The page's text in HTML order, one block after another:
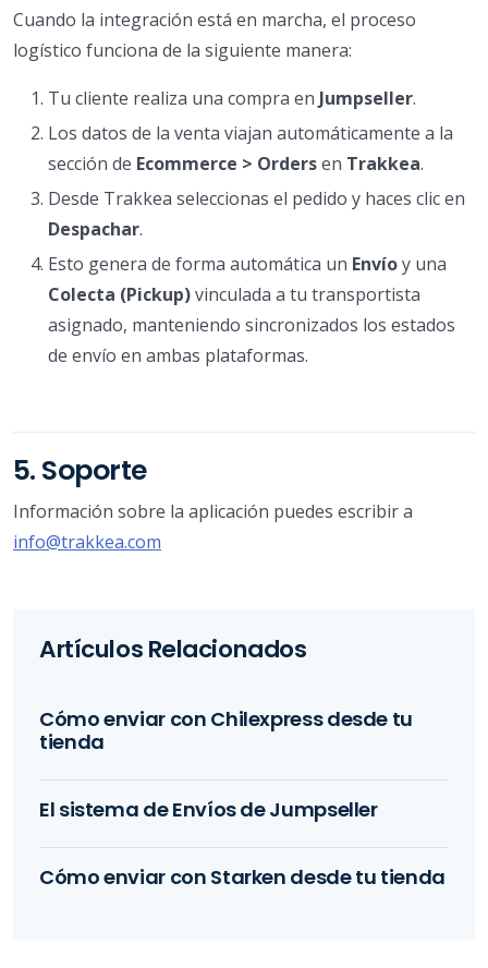
Cuando la integración está en marcha, el proceso
logístico funciona de la siguiente manera:
Tu cliente realiza una compra en Jumpseller.
Los datos de la venta viajan automáticamente a la
sección de Ecommerce > Ordersen Trakkea.
Desde Trakkea seleccionas el pedido y haces clic en
Despachar.
Esto genera de forma automática un Envíoy una
Colecta (Pickup)vinculada a tu transportista
asignado, manteniendo sincronizados los estados
de envío en ambas plataformas.
5. Soporte
Información sobre la aplicación puedes escribir a
info@trakkea.com
Artículos Relacionados
Cómo enviar con Chilexpress desde tu
tienda
El sistema de Envíos de Jumpseller
Cómo enviar con Starken desde tu tienda